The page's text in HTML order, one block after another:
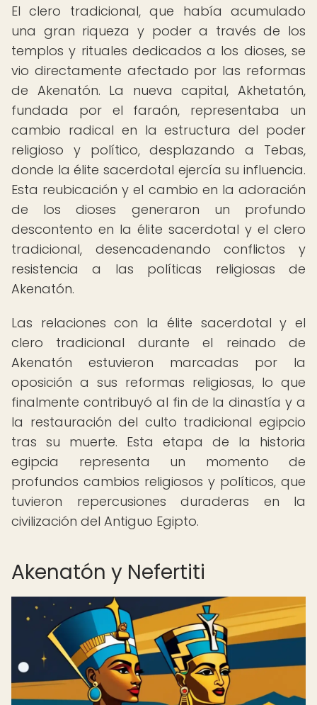
El clero tradicional, que había acumulado
una gran riqueza y poder a través de los
templos y rituales dedicados a los dioses, se
vio directamente afectado por las reformas
de Akenatón. La nueva capital, Akhetatón,
fundada por el faraón, representaba un
cambio radical en la estructura del poder
religioso y político, desplazando a Tebas,
donde la élite sacerdotal ejercía su influencia.
Esta reubicación y el cambio en la adoración
de los dioses generaron un profundo
descontento en la élite sacerdotal y el clero
tradicional, desencadenando conflictos y
resistencia a las políticas religiosas de
Akenatón.
Las relaciones con la élite sacerdotal y el
clero tradicional durante el reinado de
Akenatón estuvieron marcadas por la
oposición a sus reformas religiosas, lo que
finalmente contribuyó al fin de la dinastía y a
la restauración del culto tradicional egipcio
tras su muerte. Esta etapa de la historia
egipcia representa un momento de
profundos cambios religiosos y políticos, que
tuvieron repercusiones duraderas en la
civilización del Antiguo Egipto.
Akenatón y Nefertiti